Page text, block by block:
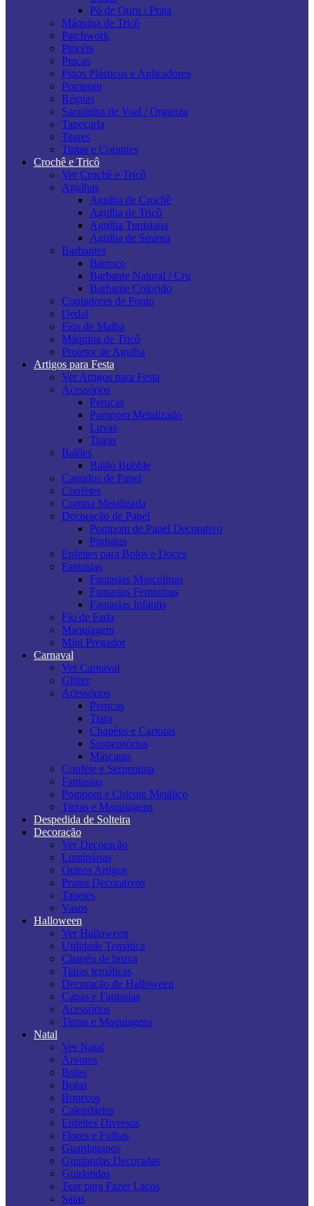
Pó de Ouro / Prata
Máquina de Tricô
Patchwork
Pincéis
Pinças
Pinos Plásticos e Aplicadores
Pompom
Réguas
Sacolinha de Voal / Organza
Tapeçaria
Teares
Tintas e Corantes
Crochê e Tricô
Ver Crochê e Tricô
Agulhas
Agulha de Crochê
Agulha de Tricô
Agulha Tunisiana
Agulha de Smirna
Barbantes
Barroco
Barbante Natural / Cru
Barbante Colorido
Contadores de Ponto
Dedal
Fios de Malha
Máquina de Tricô
Protetor de Agulha
Artigos para Festa
Ver Artigos para Festa
Acessórios
Perucas
Pompom Metalizado
Luvas
Tiaras
Balões
Balão Bubble
Canudos de Papel
Confetes
Cortina Metalizada
Decoração de Papel
Pompom de Papel Decorativo
Pinhatas
Enfeites para Bolos e Doces
Fantasias
Fantasias Masculinas
Fantasias Femininas
Fantasias Infantis
Fio de Fada
Maquiagem
Mini Pregador
Carnaval
Ver Carnaval
Glitter
Acessórios
Perucas
Tiara
Chapéus e Cartolas
Suspensórios
Máscaras
Confete e Serpentina
Fantasias
Pompom e Chicote Metálico
Tintas e Maquiagens
Despedida de Solteira
Decoração
Ver Decoração
Luminárias
Outros Artigos
Pratos Decorativos
Tapetes
Vasos
Halloween
Ver Halloween
Utilidade Temática
Chapéu de bruxa
Tiaras temáticas
Decoração de Halloween
Capas e Fantasias
Acessórios
Tintas e Maquiagens
Natal
Ver Natal
Árvores
Bolas
Botas
Bonecos
Calendários
Enfeites Diversos
Flores e Folhas
Guardanapos
Guirlandas Decoradas
Guirlandas
Tear para Fazer Laços
Saias